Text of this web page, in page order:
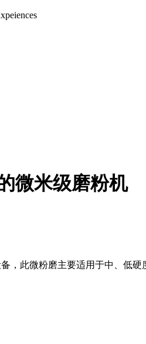
微米级磨粉机
，此微粉磨主要适用于中、低